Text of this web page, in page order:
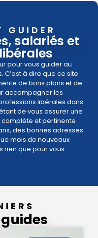
GUIDER
salariés et
pour vous guider au
C’est à dire que ce site
de bons plans et de
accompagner les
libérales dans
de vous assurer une
et pertinente
des bonnes adresses
mois de nouveaux
rien que pour vous.